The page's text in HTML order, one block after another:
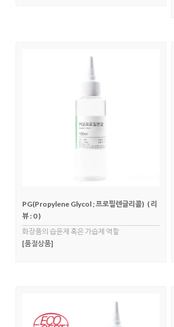
PG(Propylene Glycol ; 프로필렌글리콜) ( 리
뷰 : 0 )
화장품의 습윤제 혹은 가습제 역할
[품절상품]